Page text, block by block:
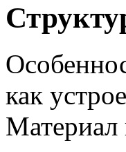
как
Материал